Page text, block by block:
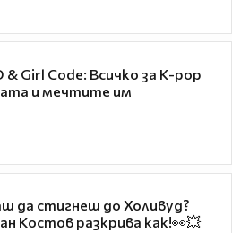
& Girl Code: Всичко за K-pop
и мечтите им
да стигнеш до Холивуд?
Костов разкрива как!👀💥